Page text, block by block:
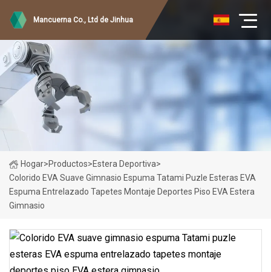
Mancuerna Co., Ltd de Jinhua
Hogar>Productos>Estera Deportiva>
Colorido EVA Suave Gimnasio Espuma Tatami Puzle Esteras EVA
Espuma Entrelazado Tapetes Montaje Deportes Piso EVA Estera
Gimnasio